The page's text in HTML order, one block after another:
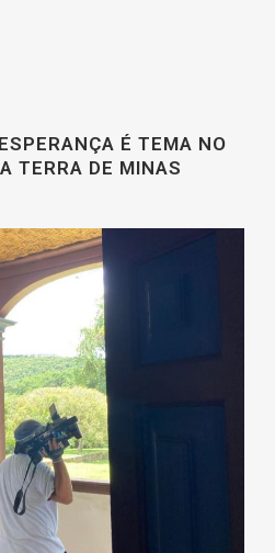
É TEMA NO
TERRA DE MINAS